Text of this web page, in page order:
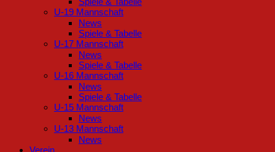
U-19 Mannschaft
News
Spiele & Tabelle
U-17 Mannschaft
News
Spiele & Tabelle
U-16 Mannschaft
News
Spiele & Tabelle
U-15 Mannschaft
News
U-13 Mannschaft
News